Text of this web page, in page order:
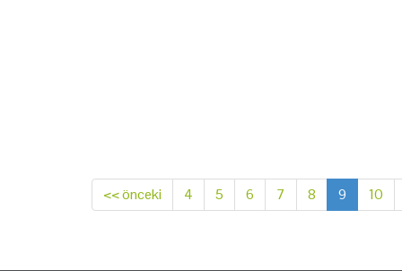
<< önceki 4 5 6 7 8 9 10